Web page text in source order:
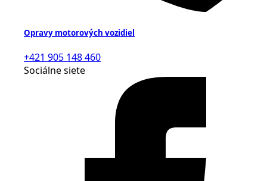
Opravy motorových vozidiel
+421 905 148 460
Sociálne siete